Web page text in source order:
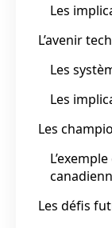
Les
L’avenir
Les
Les
Les
Les défis